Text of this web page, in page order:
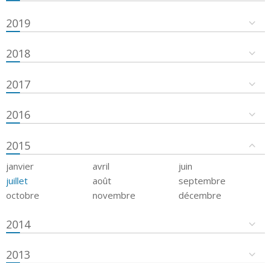
2019
2018
2017
2016
2015
janvier avril
juin
juillet
août
septembre
octobre
novembre décembre
2014
2013